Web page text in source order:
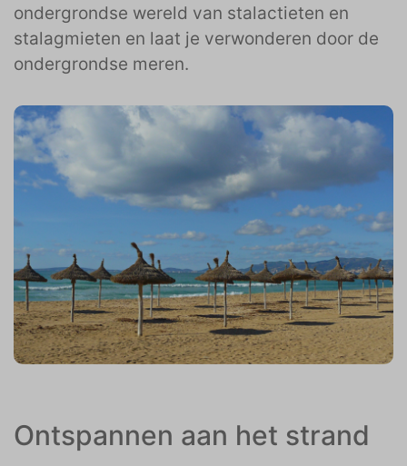
ondergrondse wereld van stalactieten en
stalagmieten en laat je verwonderen door de
ondergrondse meren.
Ontspannen aan het strand